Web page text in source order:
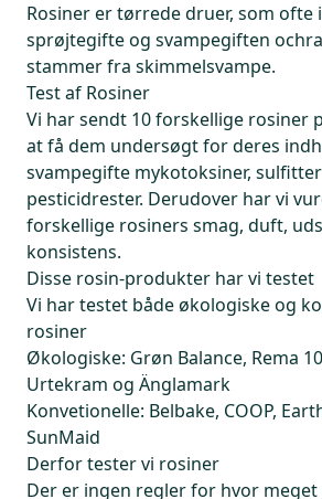
Rosiner er tørrede druer, som ofte
sprøjtegifte og svampegiften
stammer fra skimmelsvampe.
Test af Rosiner
Vi har sendt 10 forskellige rosiner
at få dem undersøgt for deres
svampegifte mykotoksiner,
pesticidrester. Derudover har vi
forskellige rosiners smag, duft,
konsistens.
Disse rosin-produkter har vi testet
Vi har testet både økologiske og
rosiner
Økologiske: Grøn Balance, Rema
Urtekram og Änglamark
Konvetionelle: Belbake, COOP,
SunMaid
Derfor tester vi rosiner
Der er ingen regler for hvor